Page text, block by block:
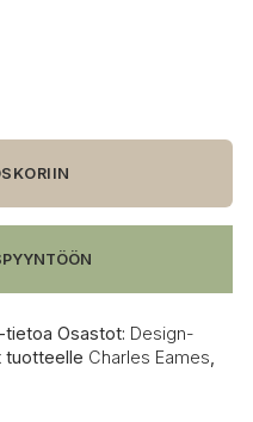
tietoa Osastot: Design-
tuotteelle Charles Eames